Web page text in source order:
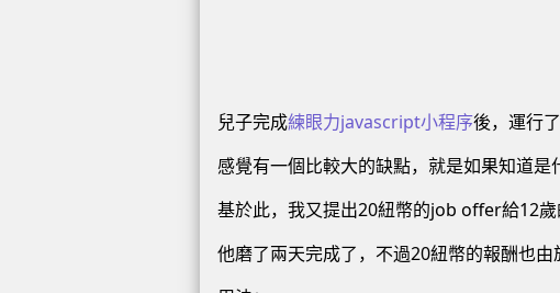
兒子完成練眼力javascript小程序後，運行了
感覺有一個比較大的缺點，就是如果知道是
基於此，我又提出20紐幣的job offer給12歲
他磨了兩天完成了，不過20紐幣的報酬也